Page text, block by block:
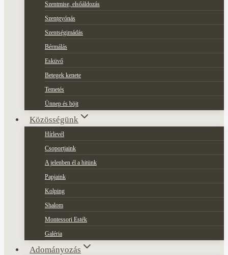
Szentmise, elsőáldozás
Szentgyónás
Szentségimádás
Bérmálás
Esküvő
Betegek kenete
Temetés
Ünnep és böjt
Közösségünk
Hírlevél
Csoportjaink
A jelenben él a hitünk
Papjaink
Kolping
Shalom
Montessori Esték
Galéria
Adományozás